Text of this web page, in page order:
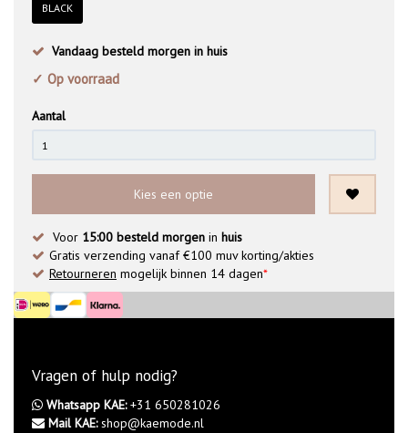
BLACK
Vandaag besteld morgen in huis
✓ Op voorraad
Aantal
Kies een optie
Voor 15:00 besteld morgen in huis
Gratis verzending vanaf €100 muv korting/akties
Retourneren mogelijk binnen 14 dagen*
Vragen of hulp nodig?
Whatsapp KAE:+31 650281026
Mail KAE:shop@kaemode.nl